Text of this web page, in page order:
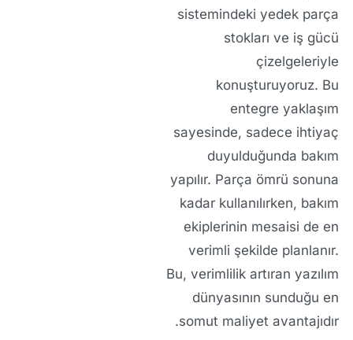
sistemindeki yedek parça
stokları ve iş gücü
çizelgeleriyle
konuşturuyoruz. Bu
entegre yaklaşım
sayesinde, sadece ihtiyaç
duyulduğunda bakım
yapılır. Parça ömrü sonuna
kadar kullanılırken, bakım
ekiplerinin mesaisi de en
verimli şekilde planlanır.
Bu, verimlilik artıran yazılım
dünyasının sunduğu en
somut maliyet avantajıdır.